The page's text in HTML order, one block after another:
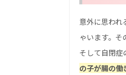
意外に思わ
ゃいます。そ
そして自閉症
の子が腸の働